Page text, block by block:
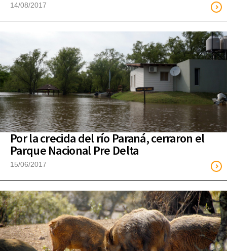
14/08/2017
Por la crecida del río Paraná, cerraron el
Parque Nacional Pre Delta
15/06/2017